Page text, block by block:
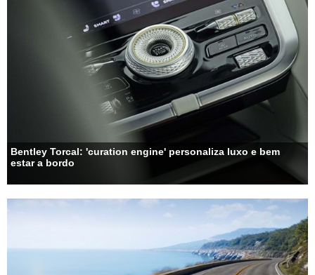
Bentley Torcal: 'curation engine' personaliza luxo e bem
estar a bordo